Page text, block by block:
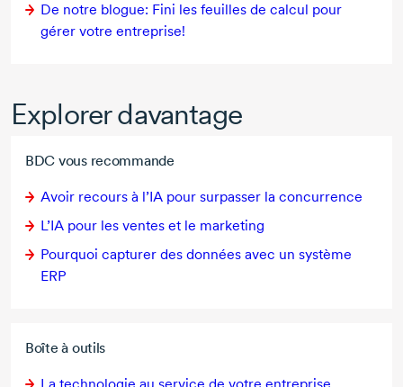
De notre blogue: Fini les feuilles de calcul pour
gérer votre entreprise!
Explorer davantage
BDC vous recommande
Avoir recours à l’IA pour surpasser la concurrence
L’IA pour les ventes et le marketing
Pourquoi capturer des données avec un système
ERP
Boîte à outils